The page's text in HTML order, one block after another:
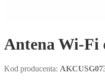
Antena Wi-Fi
Kod producenta: